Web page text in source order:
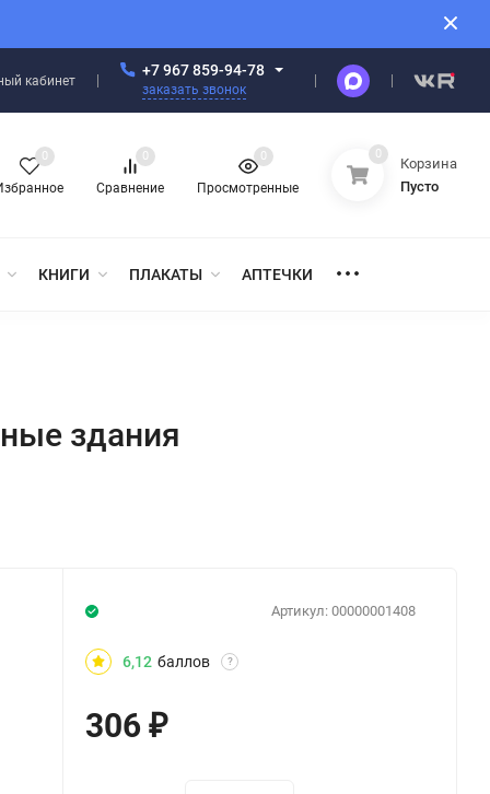
кабинет
+7 967 859-94-78
заказать звонок
0
Сравнение
0
Просмотренные
0 0
Корзина
Пусто
КНИГИ ПЛАКАТЫ АПТЕЧКИ
здания
Артикул: 00000001408
6,12 баллов ?
306₽